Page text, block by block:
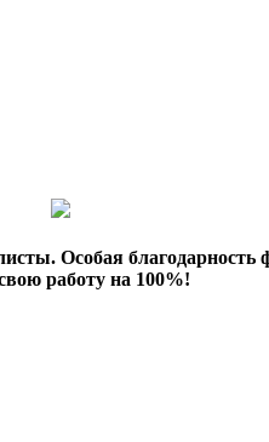
Особая
работу на 100%!